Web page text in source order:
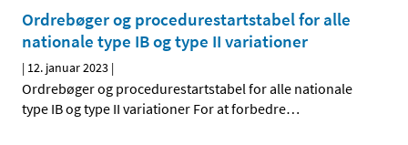
Ordrebøger og procedurestartstabel for alle
nationale type IB og type II variationer
| 12. januar 2023 |
Ordrebøger og procedurestartstabel for alle nationale
type IB og type II variationer For at forbedre…